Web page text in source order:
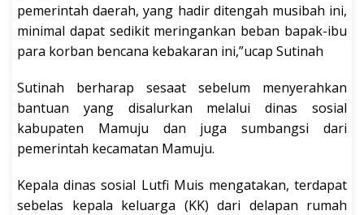
pemerintah daerah, yang hadir ditengah musibah ini,
minimal dapat sedikit meringankan beban bapak-ibu
para korban bencana kebakaran ini,”ucap Sutinah
Sutinah berharap sesaat sebelum menyerahkan
bantuan yang disalurkan melalui dinas sosial
kabupaten Mamuju dan juga sumbangsi dari
pemerintah kecamatan Mamuju.
Kepala dinas sosial Lutfi Muis mengatakan, terdapat
sebelas kepala keluarga (KK) dari delapan rumah